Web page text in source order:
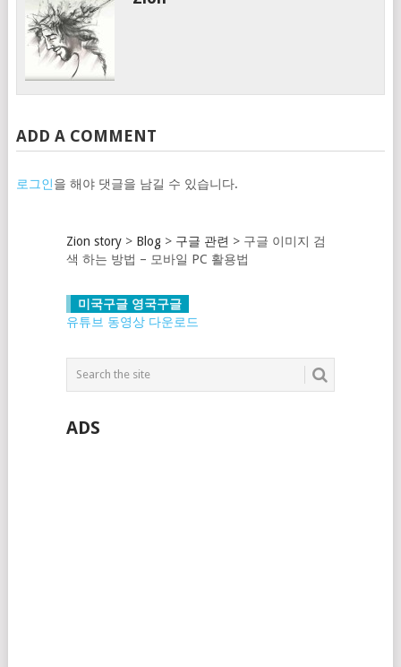
ADD A COMMENT
로그인을 해야 댓글을 남길 수 있습니다.
Zion story> Blog> 구글 관련 > 구글 이미지 검
색 하는 방법 – 모바일 PC 활용법
미국구글 영국구글
유튜브 동영상 다운로드
ADS